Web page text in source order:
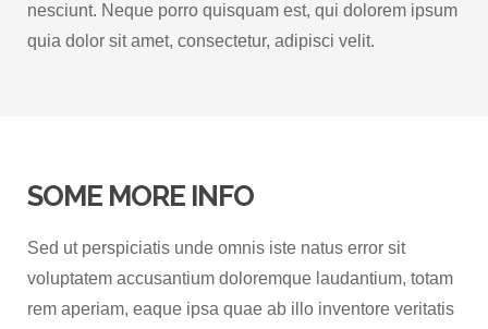
nesciunt. Neque porro quisquam est, qui dolorem ipsum
quia dolor sit amet, consectetur, adipisci velit.
SOME MORE INFO
Sed ut perspiciatis unde omnis iste natus error sit
voluptatem accusantium doloremque laudantium, totam
rem aperiam, eaque ipsa quae ab illo inventore veritatis